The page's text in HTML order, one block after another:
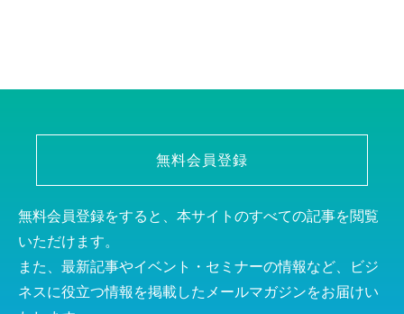
無料会員登録
無料会員登録をすると、本サイトのすべての記事を閲覧
いただけます。
また、最新記事やイベント・セミナーの情報など、ビジ
ネスに役立つ情報を掲載したメールマガジンをお届けい